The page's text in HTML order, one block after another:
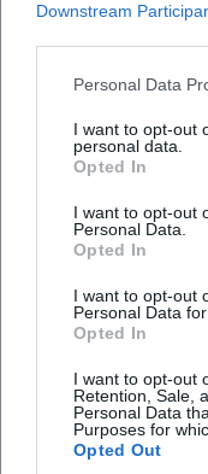
Downstream
Personal Data
I want to opt-out
personal data.
Opted In
I want to opt-out
Personal Data.
Opted In
I want to opt-out
Personal Data
Opted In
I want to opt-out
Retention, Sale,
Personal Data
Purposes for
Opted Out
Häufig
Für welches Alter
Wie sind Einlass
Ist die Location
Wie reise ich
Gibt es Snacks